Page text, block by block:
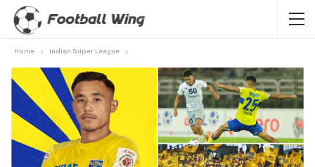
Home Indian Super League